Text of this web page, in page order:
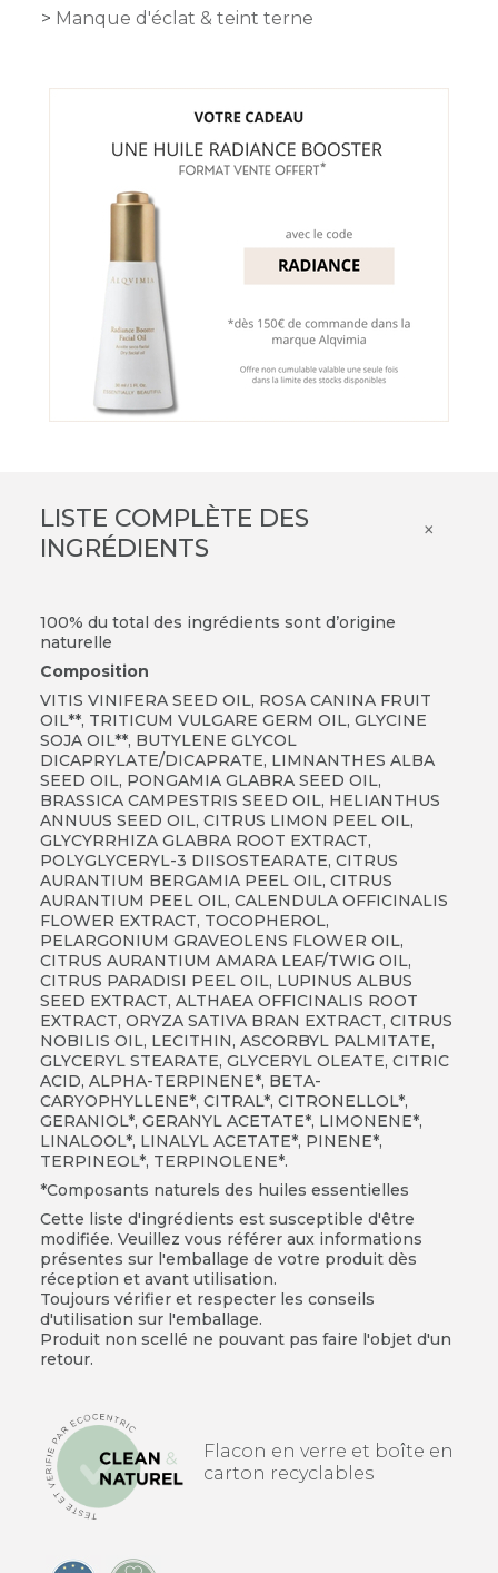
Manque d'éclat & teint terne
LISTE COMPLÈTE DES
INGRÉDIENTS
×
100% du total des ingrédients sont d’origine
naturelle
Composition
VITIS VINIFERA SEED OIL, ROSA CANINA FRUIT
OIL**, TRITICUM VULGARE GERM OIL, GLYCINE
SOJA OIL**, BUTYLENE GLYCOL
DICAPRYLATE/DICAPRATE, LIMNANTHES ALBA
SEED OIL, PONGAMIA GLABRA SEED OIL,
BRASSICA CAMPESTRIS SEED OIL, HELIANTHUS
ANNUUS SEED OIL, CITRUS LIMON PEEL OIL,
GLYCYRRHIZA GLABRA ROOT EXTRACT,
POLYGLYCERYL-3 DIISOSTEARATE, CITRUS
AURANTIUM BERGAMIA PEEL OIL, CITRUS
AURANTIUM PEEL OIL, CALENDULA OFFICINALIS
FLOWER EXTRACT, TOCOPHEROL,
PELARGONIUM GRAVEOLENS FLOWER OIL,
CITRUS AURANTIUM AMARA LEAF/TWIG OIL,
CITRUS PARADISI PEEL OIL, LUPINUS ALBUS
SEED EXTRACT, ALTHAEA OFFICINALIS ROOT
EXTRACT, ORYZA SATIVA BRAN EXTRACT, CITRUS
NOBILIS OIL, LECITHIN, ASCORBYL PALMITATE,
GLYCERYL STEARATE, GLYCERYL OLEATE, CITRIC
ACID, ALPHA-TERPINENE*, BETA-
CARYOPHYLLENE*, CITRAL*, CITRONELLOL*,
GERANIOL*, GERANYL ACETATE*, LIMONENE*,
LINALOOL*, LINALYL ACETATE*, PINENE*,
TERPINEOL*, TERPINOLENE*.
*Composants naturels des huiles essentielles
Cette liste d'ingrédients est susceptible d'être
modifiée. Veuillez vous référer aux informations
présentes sur l'emballage de votre produit dès
réception et avant utilisation.
Toujours vérifier et respecter les conseils
d'utilisation sur l'emballage.
Produit non scellé ne pouvant pas faire l'objet d'un
retour.
Flacon en verre et boîte en
carton recyclables